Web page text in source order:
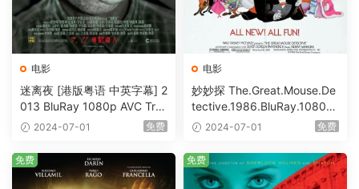
电影
迷离夜 [港版粤语 中英字幕] 2
013 BluRay 1080p AVC Tru
eHD5.1 [BDISO 22.64GB]
2024-07-01 免费
电影
妙妙探 The.Great.Mouse.De
tective.1986.BluRay.1080p.
AVC.DTS-HD.MA.5.1-HDHo
2024-07-01 免费
免费 免费